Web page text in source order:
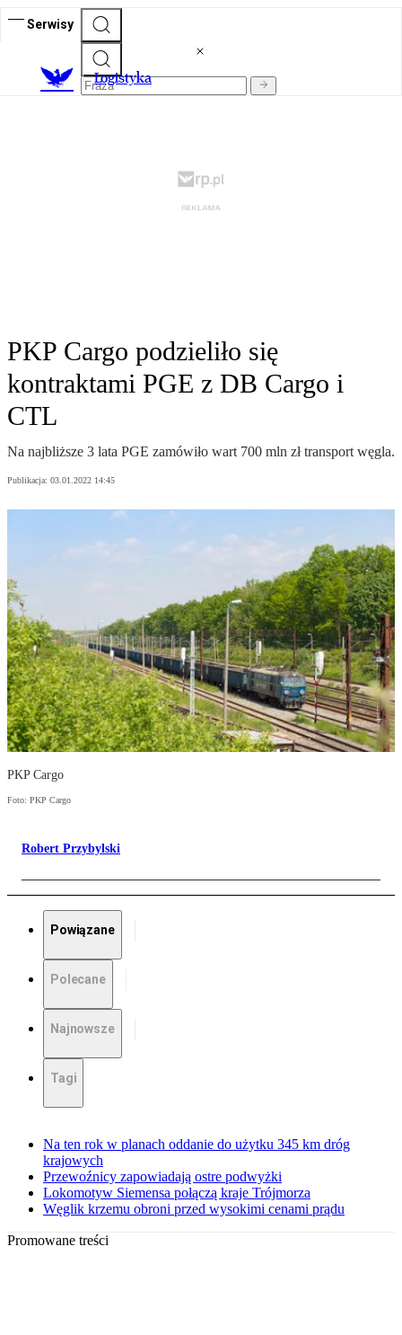
Serwisy
Logistyka
PKP Cargo podzieliło się
kontraktami PGE z DB Cargo i
CTL
Na najbliższe 3 lata PGE zamówiło wart 700 mln zł transport węgla.
Publikacja: 03.01.2022 14:45
PKP Cargo
Foto: PKP Cargo
Robert Przybylski
Powiązane
Polecane
Najnowsze
Tagi
Na ten rok w planach oddanie do użytku 345 km dróg
krajowych
Przewoźnicy zapowiadają ostre podwyżki
Lokomotyw Siemensa połączą kraje Trójmorza
Węglik krzemu obroni przed wysokimi cenami prądu
Promowane treści